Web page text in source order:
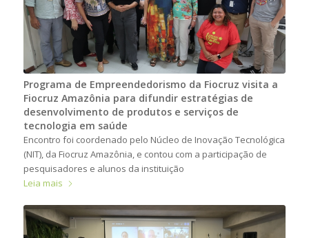
Programa de Empreendedorismo da Fiocruz visita a
Fiocruz Amazônia para difundir estratégias de
desenvolvimento de produtos e serviços de
tecnologia em saúde
Encontro foi coordenado pelo Núcleo de Inovação Tecnológica
(NIT), da Fiocruz Amazônia, e contou com a participação de
pesquisadores e alunos da instituição
Leia mais